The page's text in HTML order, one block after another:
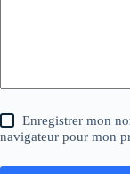
Enregistrer mon
navigateur pour mon